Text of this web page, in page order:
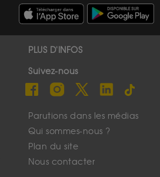
PLUS D'INFOS
Suivez-nous
Parutions dans les médias
Qui sommes-nous ?
Plan du site
Nous contacter